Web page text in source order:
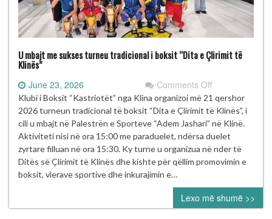
U mbajt me sukses turneu tradicional i boksit “Dita e Çlirimit të
Klinës”
June 23, 2026 Comments Offon
U
mbajt
me
sukses
turneu
tradicional
boksit
“Dita
e
Klubi i Boksit “Kastriotët” nga Klina organizoi më 21 qershor
2026 turneun tradicional të boksit “Dita e Çlirimit të Klinës”, i
cili u mbajt në Palestrën e Sporteve “Adem Jashari” në Klinë.
Aktiviteti nisi në ora 15:00 me paraduelet, ndërsa duelet
zyrtare filluan në ora 15:30. Ky turne u organizua në nder të
Ditës së Çlirimit të Klinës dhe kishte për qëllim promovimin e
boksit, vlerave sportive dhe inkurajimin e…
Lexo më shumë >>